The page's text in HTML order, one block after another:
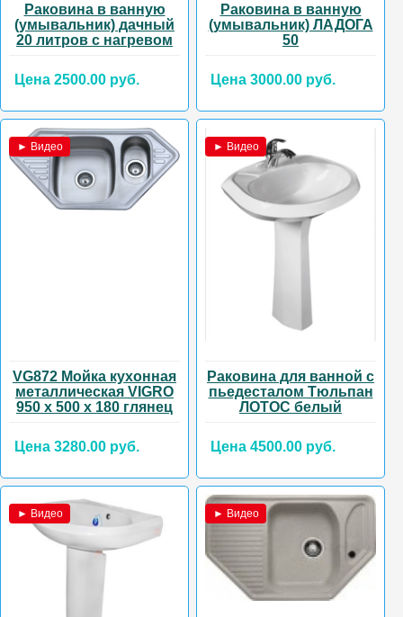
Раковина в ванную
(умывальник) дачный
20 литров с нагревом
Цена 2500.00 руб.
Раковина в ванную
(умывальник) ЛАДОГА
50
Цена 3000.00 руб.
► Видео
VG872 Мойка кухонная
металлическая VIGRO
950 х 500 х 180 глянец
Цена 3280.00 руб.
► Видео
Раковина для ванной с
пьедесталом Тюльпан
ЛОТОС белый
Цена 4500.00 руб.
► Видео ► Видео